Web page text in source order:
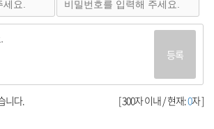
등록
[ 300자 이내 / 현재:0자 ]
니다.